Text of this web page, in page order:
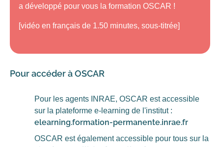
a développé pour vous la formation OSCAR !
[vidéo en français de 1.50 minutes, sous-titrée]
Pour accéder à OSCAR
Pour les agents INRAE, OSCAR est accessible
sur la plateforme e-learning de l'institut :
elearning.formation-permanente.inrae.fr
OSCAR est également accessible pour tous sur la